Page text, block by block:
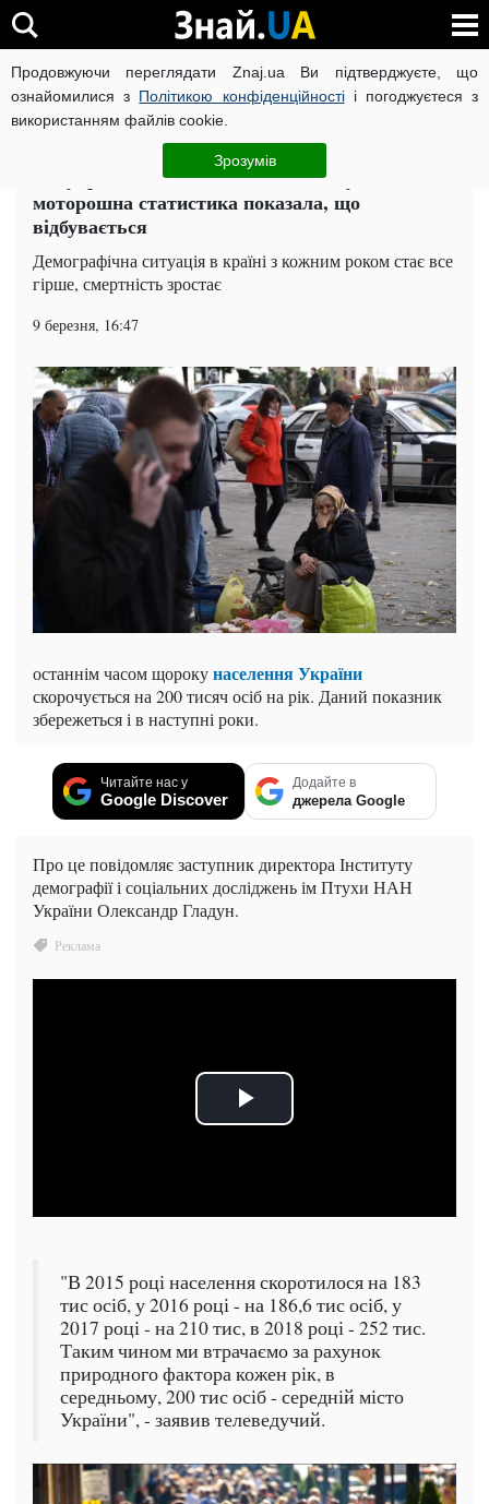
Продовжуючи переглядати Znaj.ua Ви підтверджуєте, що
ознайомилися з Політикою конфіденційностіі погоджуєтеся з
використанням файлів cookie.
Зрозумів
ВІЙНА РОСІЇ ПРОТИ УКРАЇНИ КОРОНАВІРУС В УКРАЇНІ
Суспільство ЧИТАТЬ НА РУССКОМ
Від українців не залишиться й сліду:
моторошна статистика показала, що
відбувається
Демографічна ситуація в країні з кожним роком стає все
гірше, смертність зростає
9 березня, 16:47
останнім часом щорокунаселення України
скорочується на 200 тисяч осіб на рік. Даний показник
збережеться і в наступні роки.
Читайте нас у
Google Discover
Додайте в
джерела Google
Про це повідомляє заступник директора Інституту
демографії і соціальних досліджень ім Птухи НАН
України Олександр Гладун.
"В 2015 році населення скоротилося на 183
тис осіб, у 2016 році - на 186,6 тис осіб, у
2017 році - на 210 тис, в 2018 році - 252 тис.
Таким чином ми втрачаємо за рахунок
природного фактора кожен рік, в
середньому, 200 тис осіб - середній місто
України", - заявив телеведучий.